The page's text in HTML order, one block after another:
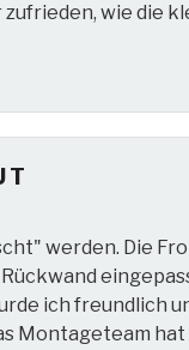
wie die
werden. Die
ich freundlich
Montageteam hat